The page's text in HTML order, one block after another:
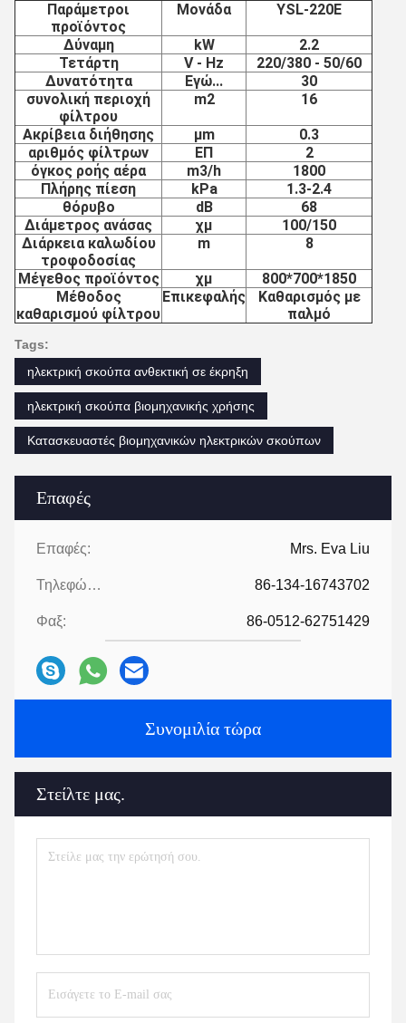
Επαφές
Επαφές: Mrs. Eva Liu
Τηλεφώνημα: 86-134-16743702
Φαξ: 86-0512-62751429
Συνομιλία τώρα
Στείλτε μας.
Παράμετροι
προϊόντος
Μονάδα ΥSL-220E
Δύναμη kW
2.2
Τετάρτη
V - Hz
220/380 - 50/60
Δυνατότητα
Εγώ...
30
συνολική περιοχή
φίλτρου
m2 16
Ακρίβεια διήθησης μm
0.3
αριθμός φίλτρων
ΕΠ
2
όγκος ροής αέρα
m3/h
1800
Πλήρης πίεση
kPa
1.3-2.4
θόρυβο
dB
68
Διάμετρος ανάσας
χμ
100/150
Διάρκεια καλωδίου
τροφοδοσίας
m 8
Μέγεθος προϊόντος χμ
800*700*1850
Μέθοδος
καθαρισμού φίλτρου
Επικεφαλής
Καθαρισμός με
παλμό
Tags:
ηλεκτρική σκούπα ανθεκτική σε έκρηξη
ηλεκτρική σκούπα βιομηχανικής χρήσης
Κατασκευαστές βιομηχανικών ηλεκτρικών σκούπων